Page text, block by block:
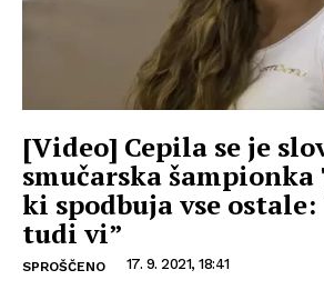
[Video] Cepila se je
smučarska šampionka
ki spodbuja vse ostale:
tudi vi”
SPROŠČENO 17. 9. 2021, 18:41